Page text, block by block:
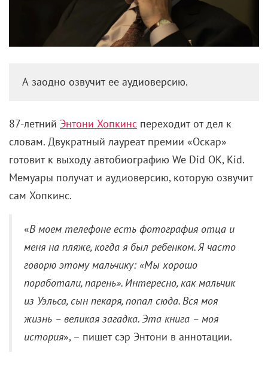
А заодно озвучит ее аудиоверсию.
87-летний Энтони Хопкинс переходит от дел к
словам. Двукратный лауреат премии «Оскар»
готовит к выходу автобиографию We Did OK, Kid.
Мемуары получат и аудиоверсию, которую озвучит
сам Хопкинс.
«В моем телефоне есть фотография отца и
меня на пляже, когда я был ребенком. Я часто
говорю этому мальчику: «Мы хорошо
поработали, парень». Интересно, как мальчик
из Уэльса, сын пекаря, попал сюда. Вся моя
жизнь – великая загадка. Эта книга – моя
история», – пишет сэр Энтони в аннотации.